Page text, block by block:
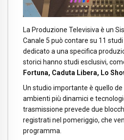
La Produzione Televisiva è un
Canale 5 può contare su 11
dedicato a una specifica
storici hanno studi esclusivi,
Fortuna, Caduta Libera, Lo
Un studio importante è quello de
ambienti più dinamici e
trasmissione prevede due
registrati nel pomeriggio, che
programma.